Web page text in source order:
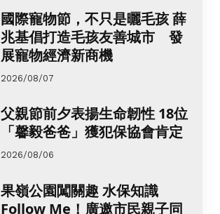
國際寵物節，不只是曬毛孩 薛
兆基倡打造毛孩友善城市 發
展寵物經濟新商機
2026/08/07
父親節前夕表揚生命韌性 18位
「馨毅爸爸」獲犯保協會肯定
2026/08/06
果嶺公園闖關趣 水保知識
Follow Me！廣邀市民親子同